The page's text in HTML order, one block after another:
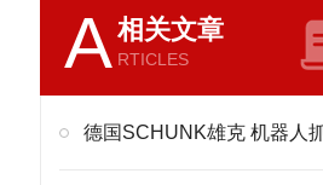
A相关文章
RTICLES
德国SCHUNK雄克 机器人